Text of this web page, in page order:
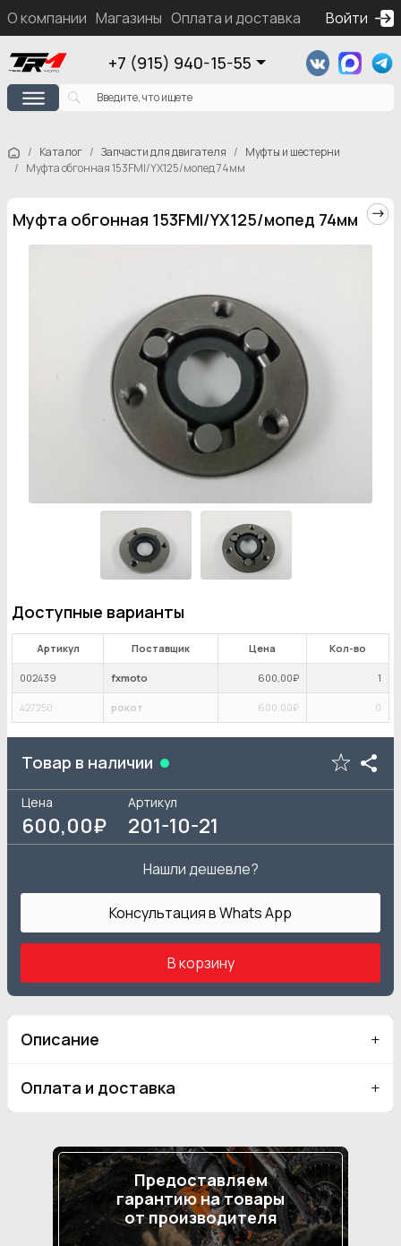
О компании Магазины Оплата и доставка Контакты
Войти
+7 (915) 940-15-55
Каталог Запчасти для двигателя
Муфты и шестерни
Муфта обгонная 153FMI/YX125/мопед 74мм
Муфта обгонная 153FMI/YX125/мопед 74мм
Доступные варианты
Артикул Поставщик Цена Кол-во
002439 fxmoto 600 ,00₽ 1
427250 рокот 600 ,00₽ 0
Товар в наличии
Цена
600,00₽
Артикул
201-10-21
Нашли дешевле?
Консультация в Whats App
В корзину
Описание
Оплата и доставка
Предоставляем
гарантию на товары
от производителя